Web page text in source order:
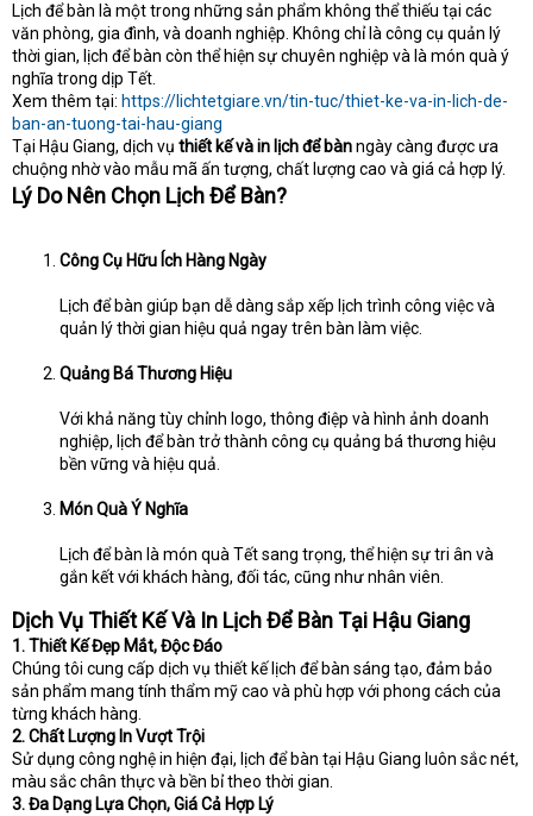
Lịch để bàn là một trong những sản phẩm không thể thiếu tại các
văn phòng, gia đình, và doanh nghiệp. Không chỉ là công cụ quản lý
thời gian, lịch để bàn còn thể hiện sự chuyên nghiệp và là món quà ý
nghĩa trong dịp Tết.
Xem thêm tại: https://lichtetgiare.vn/tin-tuc/thiet-ke-va-in-lich-de-
ban-an-tuong-tai-hau-giang
Tại Hậu Giang, dịch vụ thiết kế và in lịch để bànngày càng được ưa
chuộng nhờ vào mẫu mã ấn tượng, chất lượng cao và giá cả hợp lý.
Lý Do Nên Chọn Lịch Để Bàn?
Công Cụ Hữu Ích Hàng Ngày
Lịch để bàn giúp bạn dễ dàng sắp xếp lịch trình công việc và
quản lý thời gian hiệu quả ngay trên bàn làm việc.
Quảng Bá Thương Hiệu
Với khả năng tùy chỉnh logo, thông điệp và hình ảnh doanh
nghiệp, lịch để bàn trở thành công cụ quảng bá thương hiệu
bền vững và hiệu quả.
Món Quà Ý Nghĩa
Lịch để bàn là món quà Tết sang trọng, thể hiện sự tri ân và
gắn kết với khách hàng, đối tác, cũng như nhân viên.
Dịch Vụ Thiết Kế Và In Lịch Để Bàn Tại Hậu Giang
1. Thiết Kế Đẹp Mắt, Độc Đáo
Chúng tôi cung cấp dịch vụ thiết kế lịch để bàn sáng tạo, đảm bảo
sản phẩm mang tính thẩm mỹ cao và phù hợp với phong cách của
từng khách hàng.
2. Chất Lượng In Vượt Trội
Sử dụng công nghệ in hiện đại, lịch để bàn tại Hậu Giang luôn sắc nét,
màu sắc chân thực và bền bỉ theo thời gian.
3. Đa Dạng Lựa Chọn, Giá Cả Hợp Lý